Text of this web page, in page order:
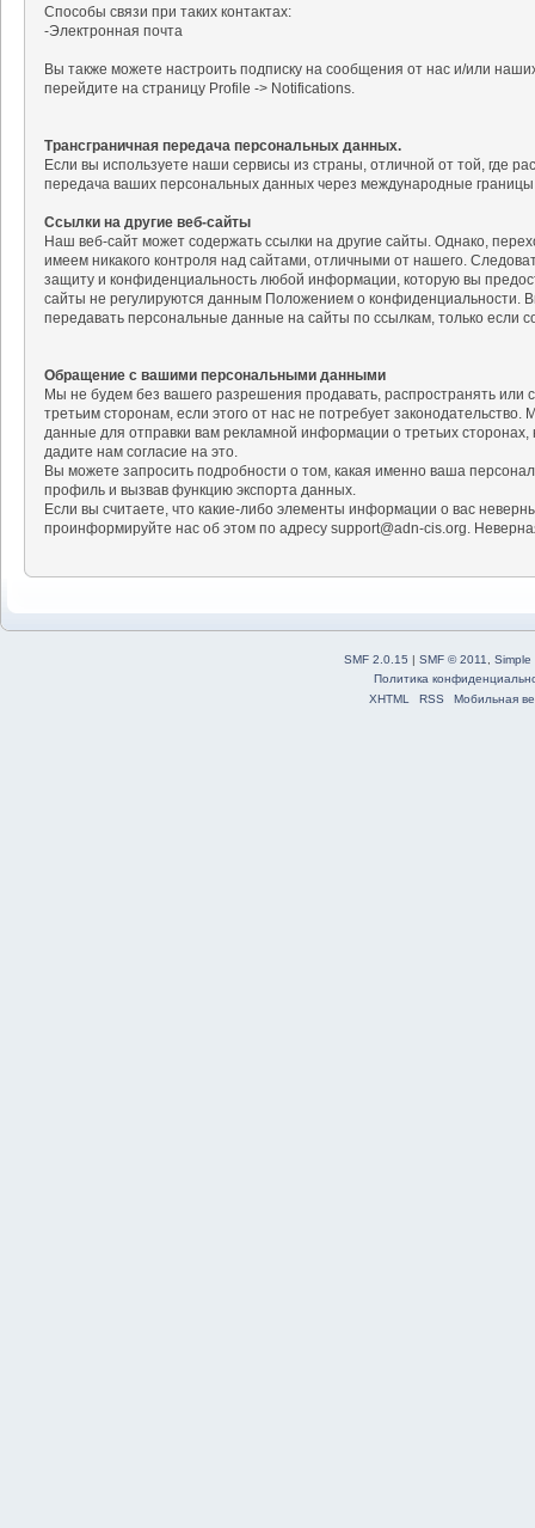
Способы связи при таких контактах:
-Электронная почта
Вы также можете настроить подписку на сообщения от нас и/или
перейдите на страницу Profile -> Notifications.
Трансграничная передача персональных данных.
Если вы используете наши сервисы из страны, отличной от той, где
передача ваших персональных данных через международные
Ссылки на другие веб-сайты
Наш веб-сайт может содержать ссылки на другие сайты. Однако,
имеем никакого контроля над сайтами, отличными от нашего.
защиту и конфиденциальность любой информации, которую вы
сайты не регулируются данным Положением о конфиденциальности.
передавать персональные данные на сайты по ссылкам, только если
Обращение с вашими персональными данными
Мы не будем без вашего разрешения продавать, распространять
третьим сторонам, если этого от нас не потребует
данные для отправки вам рекламной информации о третьих сторонах,
дадите нам согласие на это.
Вы можете запросить подробности о том, какая именно ваша
профиль и вызвав функцию экспорта данных.
Если вы считаете, что какие-либо элементы информации о вас
проинформируйте нас об этом по адресу support@adn-cis.org.
SMF 2.0.15 | SMF © 2011
Simple
Политика
XHTML
RSS Мобильная